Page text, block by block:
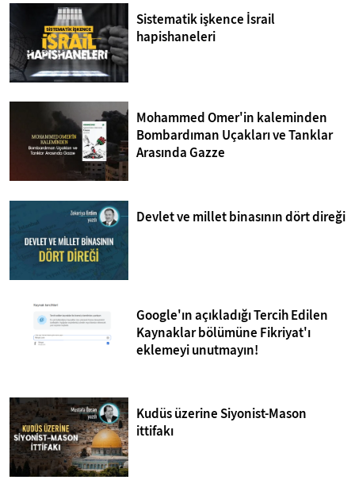
Sistematik işkence İsrail
hapishaneleri
Mohammed Omer'in kaleminden
Bombardıman Uçakları ve Tanklar
Arasında Gazze
Devlet ve millet binasının dört direği
Google'ın açıkladığı Tercih Edilen
Kaynaklar bölümüne Fikriyat'ı
eklemeyi unutmayın!
Kudüs üzerine Siyonist-Mason
ittifakı